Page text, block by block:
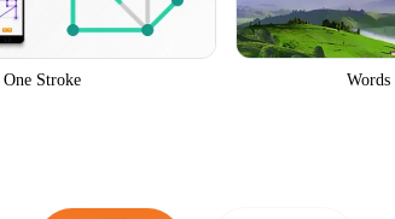
One Stroke Words